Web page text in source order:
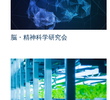
脳・精神科学研究会